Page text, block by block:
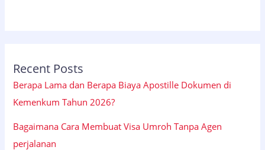
Recent Posts
Berapa Lama dan Berapa Biaya Apostille Dokumen di
Kemenkum Tahun 2026?
Bagaimana Cara Membuat Visa Umroh Tanpa Agen
perjalanan